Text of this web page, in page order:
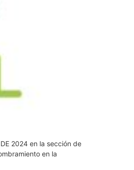
2024 en la sección de
en la